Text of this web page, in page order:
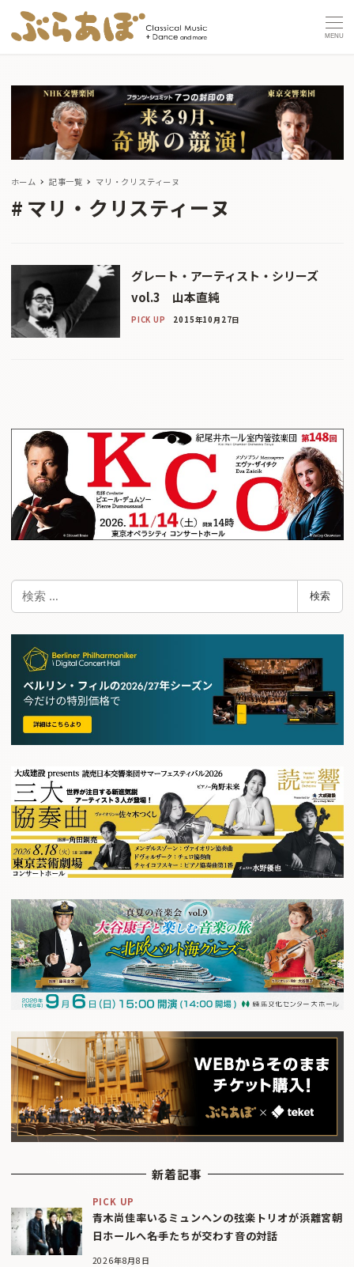
MENU
ホーム 記事一覧 マリ・クリスティーヌ
マリ・クリスティーヌ
グレート・アーティスト・シリーズ
vol.3 山本直純
PICK UP 2015年10月27日
検
検索
新着記事
PICK UP
青木尚佳率いるミュンヘンの弦楽トリオが浜離宮朝
日ホールへ――名手たちが交わす音の対話
2026年8月8日